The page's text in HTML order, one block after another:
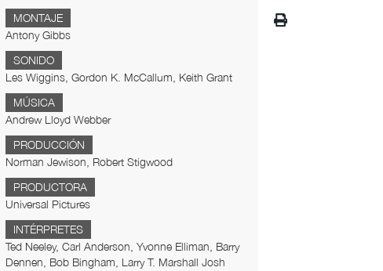
MONTAJE
Antony Gibbs
SONIDO
Les Wiggins, Gordon K. McCallum, Keith Grant
MÚSICA
Andrew Lloyd Webber
PRODUCCIÓN
Norman Jewison, Robert Stigwood
PRODUCTORA
Universal Pictures
INTÉRPRETES
Ted Neeley, Carl Anderson, Yvonne Elliman, Barry
Dennen, Bob Bingham, Larry T. Marshall Josh